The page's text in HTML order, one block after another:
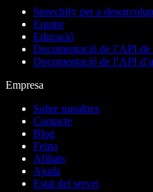
Speechify per a
Equips
Educació
Documentació de l’API de
Documentació de l’API
Empresa
Sobre nosaltres
Contacte
Blog
Feina
Afiliats
Ajuda
Estat del servei